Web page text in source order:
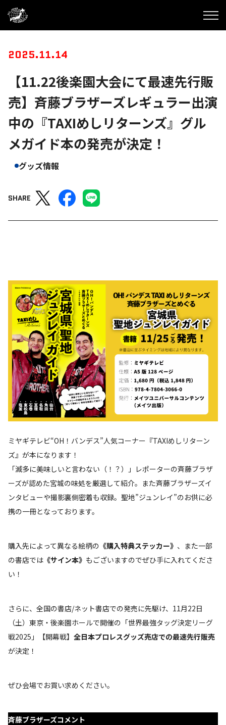
2025.11.14
【11.22後楽園大会にて最速先行販
売】斉藤ブラザーズレギュラー出演
中の『TAXIめしリターンズ』グル
メガイド本の発売が決定！
グッズ情報
SHARE
ミヤギテレビ“OH！バンデス”人気コーナー『TAXIめしリターン
ズ』が本になります！
「滅多に美味しいと言わない（！？）」レポーターの斉藤ブラザ
ーズが認めた宮城の味処を厳選して紹介。また斉藤ブラザーズイ
ンタビューや撮影裏側密着も収録。聖地”ジュンレイ”のお供に必
携の一冊となっております。
購入先によって異なる絵柄の 《購入特典ステッカー》 、また一部
の書店では 《サイン本》 もございますのでぜひ手に入れてくださ
い！
さらに、全国の書店/ネット書店での発売に先駆け、11月22日
（土）東京・後楽園ホールで開催の「世界最強タッグ決定リーグ
戦2025」【開幕戦】 全日本プロレスグッズ売店での最速先行販売
が決定！
ぜひ会場でお買い求めください。
斉藤ブラザーズコメント